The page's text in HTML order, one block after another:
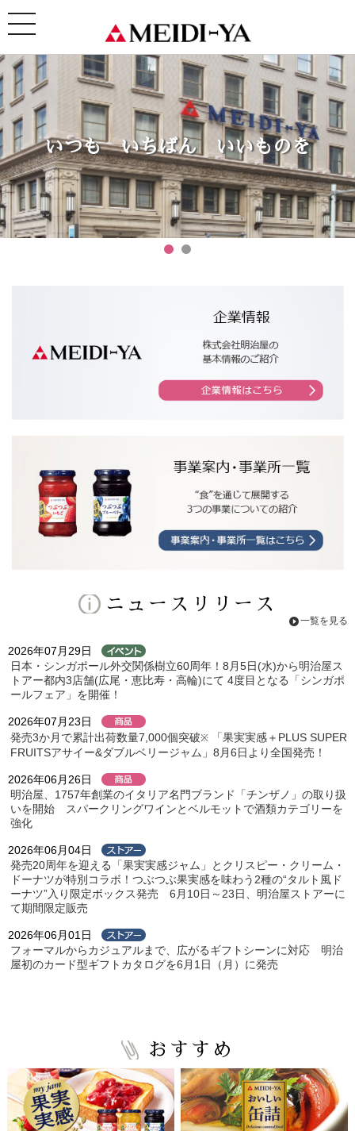
toggle
navigation
いつも いちばん いいものを
いつも いちばん いいものを
ニュースリリース
一覧を見る
2026年07月29日
日本・シンガポール外交関係樹立60周年！8月5日(水)から明治屋ス
トアー都内3店舗(広尾・恵比寿・高輪)にて 4度目となる「シンガポ
ールフェア」を開催！
2026年07月23日
発売3か月で累計出荷数量7,000個突破※ 「果実実感＋PLUS SUPER
FRUITSアサイー&ダブルベリージャム」8月6日より全国発売！
2026年06月26日
明治屋、1757年創業のイタリア名門ブランド「チンザノ」の取り扱
いを開始 スパークリングワインとベルモットで酒類カテゴリーを
強化
2026年06月04日
発売20周年を迎える「果実実感ジャム」とクリスピー・クリーム・
ドーナツが特別コラボ！つぶつぶ果実感を味わう2種の“タルト風ド
ーナツ”入り限定ボックス発売 6月10日～23日、明治屋ストアーに
て期間限定販売
2026年06月01日
フォーマルからカジュアルまで、広がるギフトシーンに対応 明治
屋初のカード型ギフトカタログを6月1日（月）に発売
おすすめ